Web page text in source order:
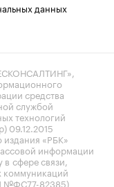
данных
средства
службой
технологий
09.12.2015
«РБК»
информации
сфере связи,
коммуникаций
№ФС77-82385)